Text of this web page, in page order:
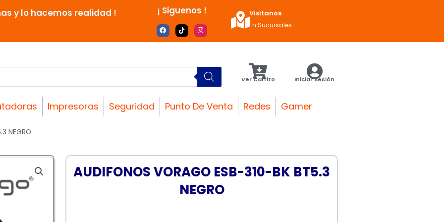
y lo hacemos realidad ! ¡ Siguenos !
F
a
o
T
i
k
I
n
g
a
m
Visitanos
En Sucursales
Ver Carrito Iniciar Sesión
Impresoras Seguridad Punto De Venta Redes Gamer
NEGRO
AUDIFONOS VORAGO ESB-310-BK BT5.3
NEGRO